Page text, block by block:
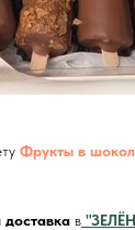
Фрукты в
доставка в